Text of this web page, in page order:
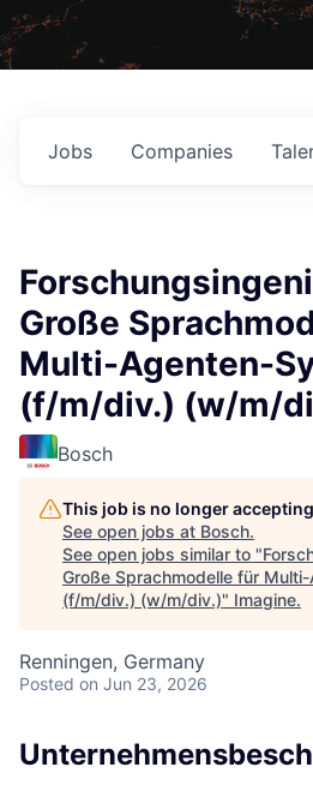
Jobs Companies
Große
Multi-Agenten-
(f/m/div.) (w/m/
Bosch
This job is no longer
See open jobs at Bosch.
See open jobs similar to "
Große Sprachmodelle für
(f/m/div.) (w/m/div.)" Imagine.
Renningen, Germany
Posted on Jun 23, 2026